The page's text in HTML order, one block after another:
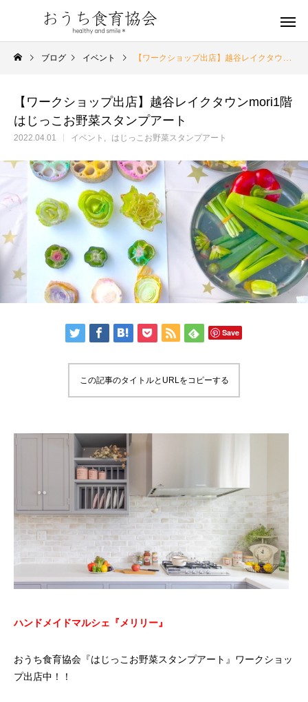
ブログ イベント 【ワークショップ出店】越谷レイクタウンmori1階はじっこお野菜スタンプアート
【ワークショップ出店】越谷レイクタウンmori1階
はじっこお野菜スタンプアート
2022.04.01 イベント はじっこお野菜スタンプアート
Save
この記事のタイトルとURLをコピーする
ハンドメイドマルシェ『メリリー』
おうち食育協会『はじっこお野菜スタンプアート』ワークショッ
プ出店中！！